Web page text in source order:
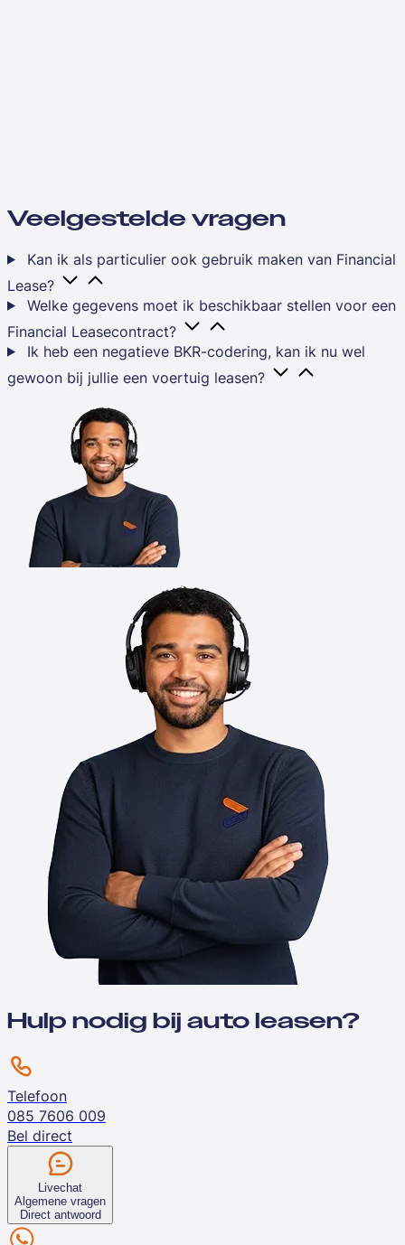
Veelgestelde vragen
Kan ik als particulier ook gebruik maken van Financial
Lease?
Welke gegevens moet ik beschikbaar stellen voor een
Financial Leasecontract?
Ik heb een negatieve BKR-codering, kan ik nu wel
gewoon bij jullie een voertuig leasen?
Hulp nodig bij auto leasen?
Telefoon
085 7606 009
Bel direct
Livechat
Algemene vragen
Direct antwoord